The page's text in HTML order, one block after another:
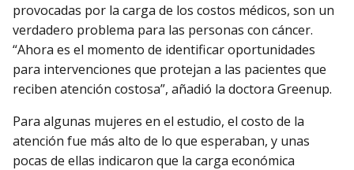
provocadas por la carga de los costos médicos, son un
verdadero problema para las personas con cáncer.
“Ahora es el momento de identificar oportunidades
para intervenciones que protejan a las pacientes que
reciben atención costosa”, añadió la doctora Greenup.
Para algunas mujeres en el estudio, el costo de la
atención fue más alto de lo que esperaban, y unas
pocas de ellas indicaron que la carga económica